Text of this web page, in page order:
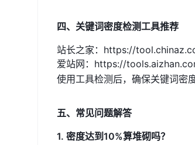
四、关键词密度检测工具推荐
站长之家：https://
爱站网：https://
使用工具检测后，确保关键词密
五、常见问题解答
1. 密度达到10%算堆砌吗？